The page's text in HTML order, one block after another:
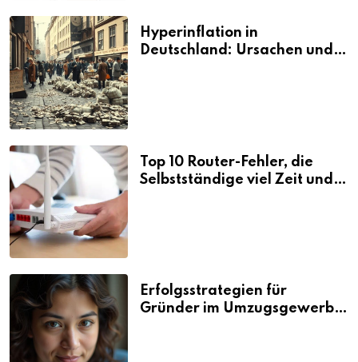
Hyperinflation in
Deutschland: Ursachen und
Top 10 Router-Fehler, die
Selbstständige viel Zeit und
Erfolgsstrategien für
Gründer im Umzugsgewerbe